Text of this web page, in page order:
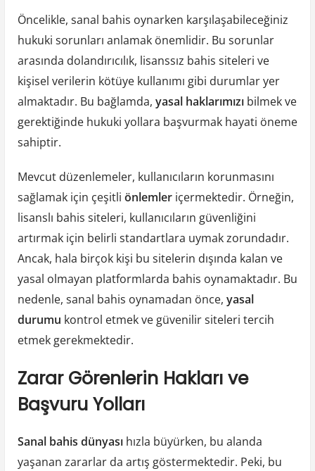
Öncelikle, sanal bahis oynarken karşılaşabileceğiniz
hukuki sorunları anlamak önemlidir. Bu sorunlar
arasında dolandırıcılık, lisanssız bahis siteleri ve
kişisel verilerin kötüye kullanımı gibi durumlar yer
almaktadır. Bu bağlamda, yasal haklarımızıbilmek ve
gerektiğinde hukuki yollara başvurmak hayati öneme
sahiptir.
Mevcut düzenlemeler, kullanıcıların korunmasını
sağlamak için çeşitli önlemleriçermektedir. Örneğin,
lisanslı bahis siteleri, kullanıcıların güvenliğini
artırmak için belirli standartlara uymak zorundadır.
Ancak, hala birçok kişi bu sitelerin dışında kalan ve
yasal olmayan platformlarda bahis oynamaktadır. Bu
nedenle, sanal bahis oynamadan önce, yasal
durumu kontrol etmek ve güvenilir siteleri tercih
etmek gerekmektedir.
Zarar Görenlerin Hakları ve
Başvuru Yolları
Sanal bahis dünyasıhızla büyürken, bu alanda
yaşanan zararlar da artış göstermektedir. Peki, bu